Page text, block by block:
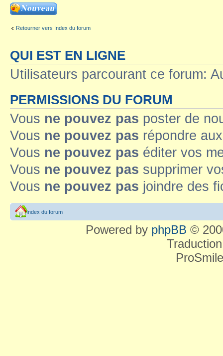
Ecrire un nouveau
sujet
Retourner vers Index du forum
QUI EST EN LIGNE
Utilisateurs parcourant ce forum:
PERMISSIONS DU FORUM
Vous ne pouvez pas poster de
Vous ne pouvez pas répondre
Vous ne pouvez pas éditer vos
Vous ne pouvez pas supprimer
Vous ne pouvez pas joindre des
Index du forum
Powered by phpBB ©